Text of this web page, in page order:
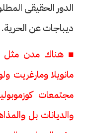
الدور الحقيقى
ديباجات عن الحرية.
■ هناك مدن مثل
مانويلا ومارغريت
مجتمعات
والديانات بل